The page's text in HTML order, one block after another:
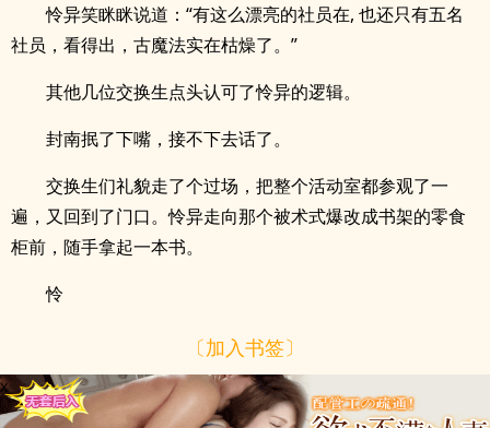
怜异笑眯眯说道：“有这么漂亮的社员在, 也还只有五名
社员，看得出，古魔法实在枯燥了。”
其他几位交换生点头认可了怜异的逻辑。
封南抿了下嘴，接不下去话了。
交换生们礼貌走了个过场，把整个活动室都参观了一
遍，又回到了门口。怜异走向那个被术式爆改成书架的零食
柜前，随手拿起一本书。
怜
〔加入书签〕
x